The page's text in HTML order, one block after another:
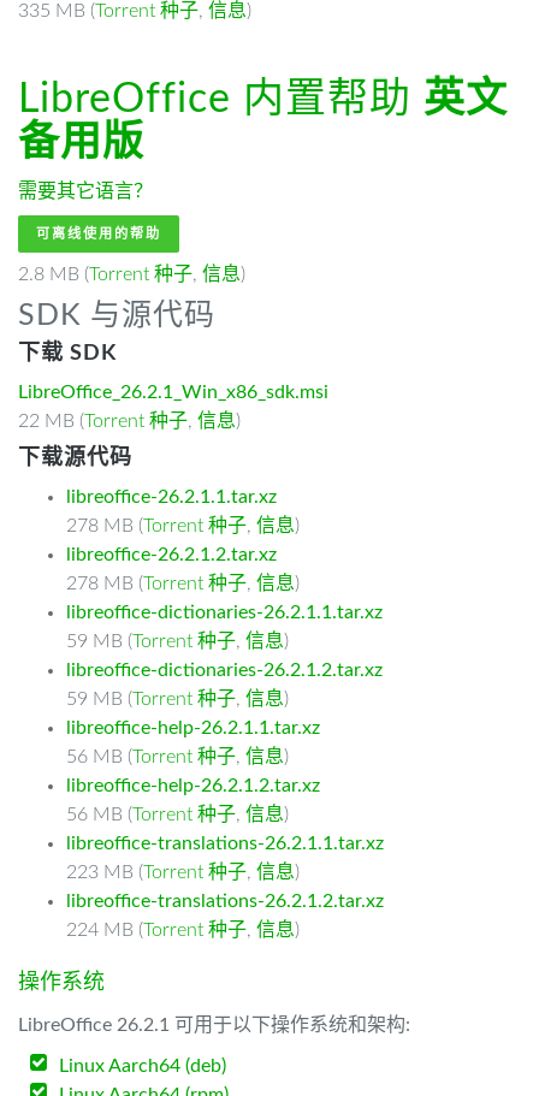
335 MB (Torrent 种子, 信息)
LibreOffice 内置帮助 英文
备用版
需要其它语言？
可离线使用的帮助
2.8 MB (Torrent 种子, 信息)
SDK 与源代码
下载 SDK
LibreOffice_26.2.1_Win_x86_sdk.msi
22 MB (Torrent 种子, 信息)
下载源代码
libreoffice-26.2.1.1.tar.xz
278 MB (Torrent 种子, 信息)
libreoffice-26.2.1.2.tar.xz
278 MB (Torrent 种子, 信息)
libreoffice-dictionaries-26.2.1.1.tar.xz
59 MB (Torrent 种子, 信息)
libreoffice-dictionaries-26.2.1.2.tar.xz
59 MB (Torrent 种子, 信息)
libreoffice-help-26.2.1.1.tar.xz
56 MB (Torrent 种子, 信息)
libreoffice-help-26.2.1.2.tar.xz
56 MB (Torrent 种子, 信息)
libreoffice-translations-26.2.1.1.tar.xz
223 MB (Torrent 种子, 信息)
libreoffice-translations-26.2.1.2.tar.xz
224 MB (Torrent 种子, 信息)
操作系统
LibreOffice 26.2.1 可用于以下操作系统和架构:
Linux Aarch64 (deb)